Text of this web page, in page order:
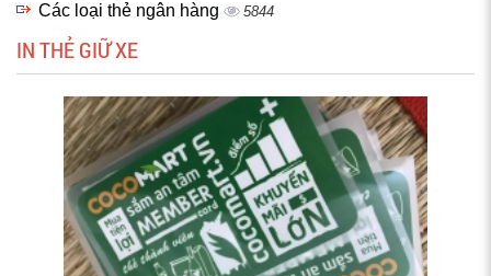
Các loại thẻ ngân hàng 5844
IN THẺ GIỮ XE